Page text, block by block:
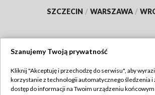
SZCZECIN / WARSZAWA /
TVP
Szanujemy Twoją prywatność
Kliknij "Akceptuję i przechodzę do serwisu", aby
korzystanie z technologii automatycznego śledzenia i
dostęp do informacji na Twoim urządzeniu końcowym